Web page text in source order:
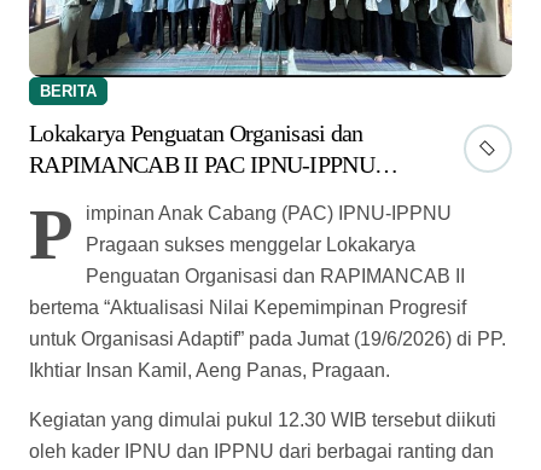
BERITA
Lokakarya Penguatan Organisasi dan
RAPIMANCAB II PAC IPNU-IPPNU
P
impinan Anak Cabang (PAC) IPNU-IPPNU
Pragaan sukses menggelar Lokakarya
Penguatan Organisasi dan RAPIMANCAB II
bertema “Aktualisasi Nilai Kepemimpinan Progresif
untuk Organisasi Adaptif” pada Jumat (19/6/2026) di PP.
Ikhtiar Insan Kamil, Aeng Panas, Pragaan.
Kegiatan yang dimulai pukul 12.30 WIB tersebut diikuti
oleh kader IPNU dan IPPNU dari berbagai ranting dan